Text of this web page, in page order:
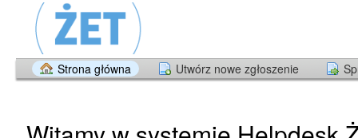
Strona główna Utwórz nowe zgłoszenie